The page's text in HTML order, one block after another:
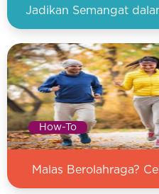
Jadikan Semangat
How-To
Malas Berolahraga?